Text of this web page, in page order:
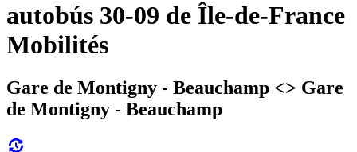
autobús 30-09 de Île-de-France
Mobilités
Gare de Montigny - Beauchamp <> ︎Gare
de Montigny - Beauchamp